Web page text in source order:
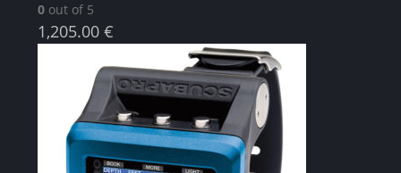
0 out of 5
1,205.00 €